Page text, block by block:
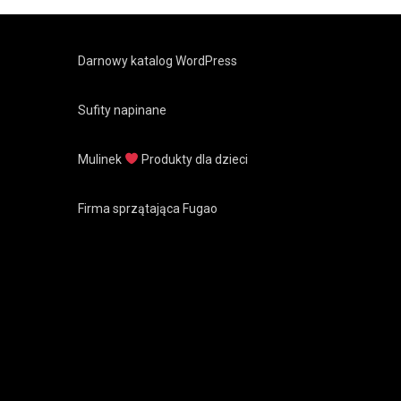
Darnowy katalog WordPress
Sufity napinane
Mulinek Produkty dla dzieci
Firma sprzątająca Fugao